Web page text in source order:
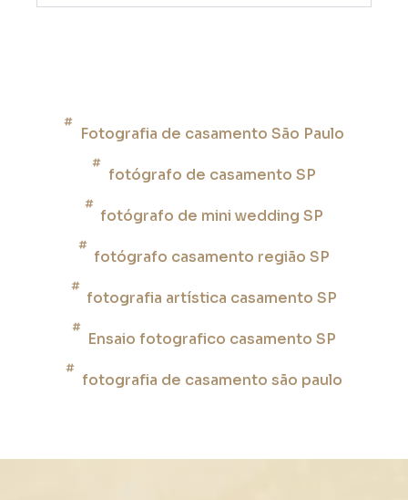
Fotografia de casamento São Paulo
fotógrafo de casamento SP
fotógrafo de mini wedding SP
fotógrafo casamento região SP
fotografia artística casamento SP
Ensaio fotografico casamento SP
fotografia de casamento são paulo